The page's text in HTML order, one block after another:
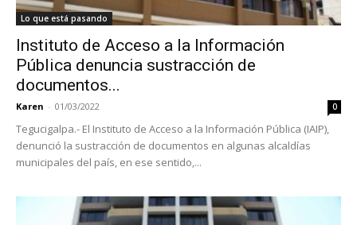
Lo que está pasando
Instituto de Acceso a la Información
Pública denuncia sustracción de
documentos...
Karen - 01/03/2022 0
Tegucigalpa.- El Instituto de Acceso a la Información Pública (IAIP),
denunció la sustracción de documentos en algunas alcaldías
municipales del país, en ese sentido,...